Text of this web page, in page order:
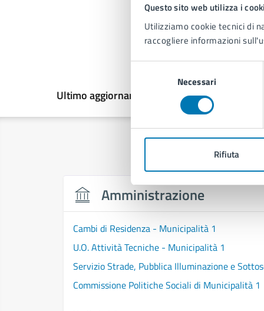
Questo sito web utilizza i
Utilizziamo cookie tecnici di
raccogliere informazioni
consenso
Necessari
Rifiuta
Ultimo aggiornamento: 29/05/2026, 12:31
Amministrazione
Cambi di Residenza - Municipalità 1
U.O. Attività Tecniche - Municipalità 1
Servizio Strade, Pubblica Illuminazione e
Commissione Politiche Sociali di Municipalità 1